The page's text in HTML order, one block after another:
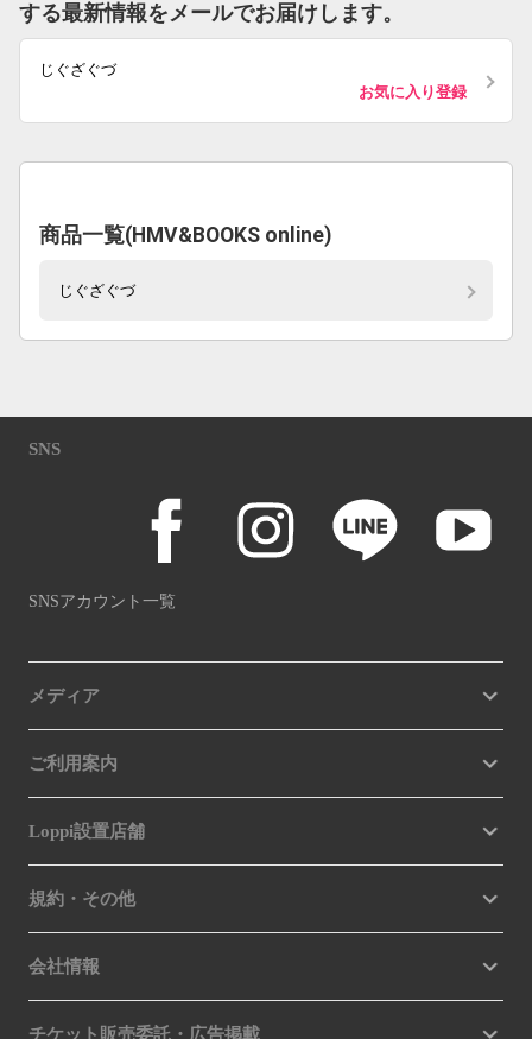
する最新情報をメールでお届けします。
じぐざぐづ
お気に入り登録
商品一覧(HMV&BOOKS online)
じぐざぐづ
SNS
SNSアカウント一覧
メディア
ご利用案内
Loppi設置店舗
規約・その他
会社情報
チケット販売委託・広告掲載